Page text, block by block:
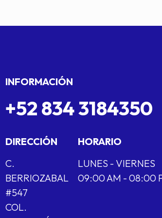
INFORMACIÓN
+52 834 3184350
DIRECCIÓN
C.
BERRIOZABAL
#547
COL.
HORARIO
LUNES - VIERNES
09:00 AM - 08:00